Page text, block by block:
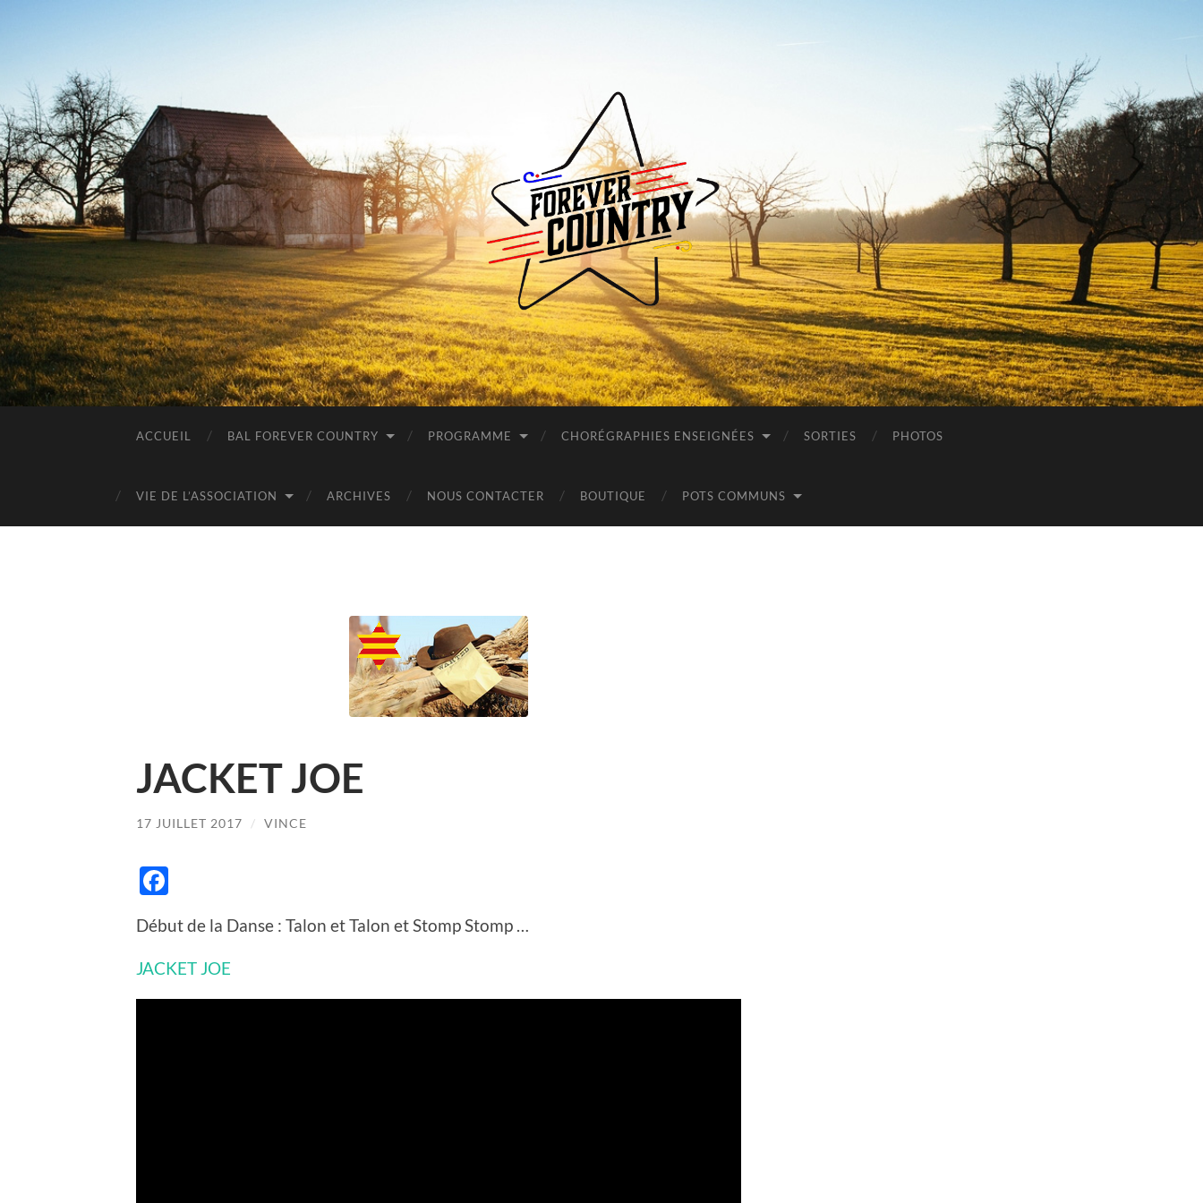
Forever
Country
ACCUEIL BAL FOREVER COUNTRY PROGRAMME CHORÉGRAPHIES ENSEIGNÉES SORTIES PHOTOS
VIE DE L’ASSOCIATION ARCHIVES NOUS CONTACTER BOUTIQUE POTS COMMUNS
JACKET JOE
17 JUILLET 2017 / VINCE
Début de la Danse : Talon et Talon et Stomp Stomp …
JACKET JOE